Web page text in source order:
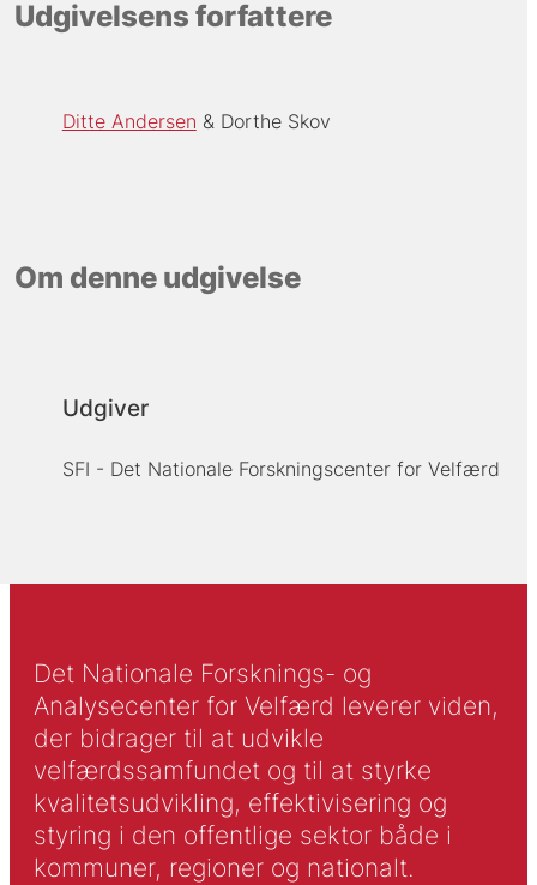
Udgivelsens forfattere
Ditte Andersen Dorthe Skov
Om denne udgivelse
Udgiver
SFI - Det Nationale Forskningscenter for Velfærd
Det Nationale Forsknings- og
Analysecenter for Velfærd leverer viden,
der bidrager til at udvikle
velfærdssamfundet og til at styrke
kvalitetsudvikling, effektivisering og
styring i den offentlige sektor både i
kommuner, regioner og nationalt.